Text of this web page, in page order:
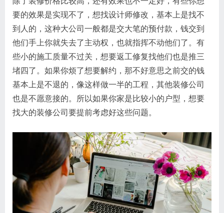
要的效果是实现不了，想找设计师修改，基本上是找不
到人的，这种大公司一般都是交大笔的预付款，钱交到
他们手上你就失去了主动权，也就指挥不动他们了。有
些小的施工质量不过关，想要返工修复找他们也是推三
堵四了。如果你烦了想要解约，那不好意思之前交的钱
基本上是不退的，像这样做一半的工程，其他装修公司
也是不愿意接的。所以如果你家是比较小的户型，想要
找大的装修公司要提前考虑好这些问题。